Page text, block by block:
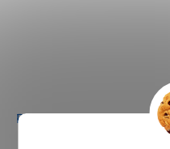
Přímočará pila 450W